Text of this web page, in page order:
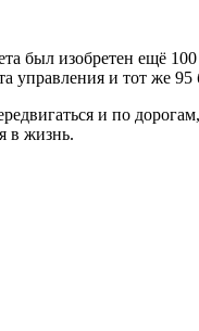
был изобретен ещё
и тот же 95
и по
в жизнь.